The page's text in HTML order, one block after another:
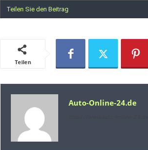
Teilen Sie den Beitrag
Teilen
Auto-Online-24.de